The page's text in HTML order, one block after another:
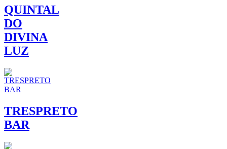
QUINTAL
DO
DIVINA
LUZ
TRESPRETO
BAR